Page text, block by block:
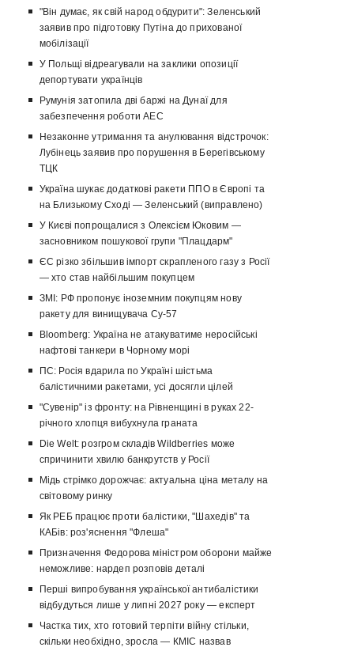
"Він думає, як свій народ обдурити": Зеленський
заявив про підготовку Путіна до прихованої
мобілізації
У Польщі відреагували на заклики опозиції
депортувати українців
Румунія затопила дві баржі на Дунаї для
забезпечення роботи АЕС
Незаконне утримання та анулювання відстрочок:
Лубінець заявив про порушення в Берегівському
ТЦК
Україна шукає додаткові ракети ППО в Європі та
на Близькому Сході — Зеленський (виправлено)
У Києві попрощалися з Олексієм Юковим —
засновником пошукової групи "Плацдарм"
ЄС різко збільшив імпорт скрапленого газу з Росії
— хто став найбільшим покупцем
ЗМІ: РФ пропонує іноземним покупцям нову
ракету для винищувача Су-57
Bloomberg: Україна не атакуватиме неросійські
нафтові танкери в Чорному морі
ПС: Росія вдарила по Україні шістьма
балістичними ракетами, усі досягли цілей
"Сувенір" із фронту: на Рівненщині в руках 22-
річного хлопця вибухнула граната
Die Welt: розгром складів Wildberries може
спричинити хвилю банкрутств у Росії
Мідь стрімко дорожчає: актуальна ціна металу на
світовому ринку
Як РЕБ працює проти балістики, "Шахедів" та
КАБів: роз'яснення "Флеша"
Призначення Федорова міністром оборони майже
неможливе: нардеп розповів деталі
Перші випробування української антибалістики
відбудуться лише у липні 2027 року — експерт
Частка тих, хто готовий терпіти війну стільки,
скільки необхідно, зросла — КМІС назвав